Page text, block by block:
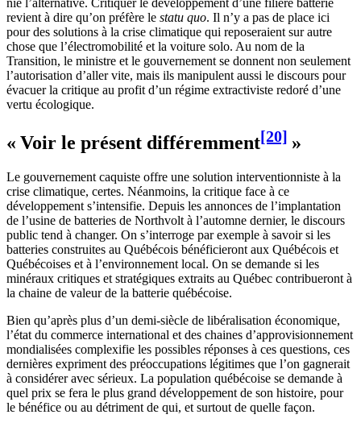
revient à dire qu’on préfère le statu quo. Il n’y a pas de place ici
pour des solutions à la crise climatique qui reposeraient sur autre
chose que l’électromobilité et la voiture solo. Au nom de la
Transition, le ministre et le gouvernement se donnent non seulement
l’autorisation d’aller vite, mais ils manipulent aussi le discours pour
évacuer la critique au profit d’un régime extractiviste redoré d’une
vertu écologique.
« Voir le présent différemment[20] »
Le gouvernement caquiste offre une solution interventionniste à la
crise climatique, certes. Néanmoins, la critique face à ce
développement s’intensifie. Depuis les annonces de l’implantation
de l’usine de batteries de Northvolt à l’automne dernier, le discours
public tend à changer. On s’interroge par exemple à savoir si les
batteries construites au Québécois bénéficieront aux Québécois et
Québécoises et à l’environnement local. On se demande si les
minéraux critiques et stratégiques extraits au Québec contribueront à
la chaine de valeur de la batterie québécoise.
Bien qu’après plus d’un demi-siècle de libéralisation économique,
l’état du commerce international et des chaines d’approvisionnement
mondialisées complexifie les possibles réponses à ces questions, ces
dernières expriment des préoccupations légitimes que l’on gagnerait
à considérer avec sérieux. La population québécoise se demande à
quel prix se fera le plus grand développement de son histoire, pour
le bénéfice ou au détriment de qui, et surtout de quelle façon.